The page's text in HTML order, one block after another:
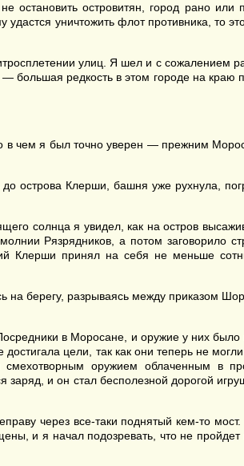
островитян, город рано или
уничтожить флот противника, то
улиц. Я шел и с сожалением
большая редкость в этом городе на краю
в чем я был точно уверен — прежним
острова Клерши, башня уже рухнула,
солнца я увидел, как на остров
Рязрядников, а потом заговорило
Клерши принял на себя не меньше
берегу, разрываясь между приказом
в Моросане, и оружие у них было
цели, так как они теперь не могли
оружием облаченным в
и он стал бесполезной дорогой
через все-таки поднятый кем-то
и я начал подозревать, что не пройдет